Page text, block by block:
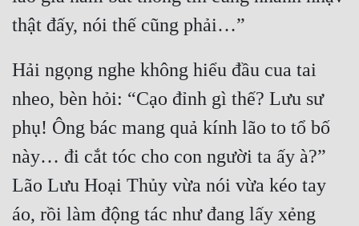
Hải ngọng nghe không hiểu đầu cua tai
nheo, bèn hỏi: “Cạo đỉnh gì thế? Lưu sư
phụ! Ông bác mang quả kính lão to tổ bố
này… đi cắt tóc cho con người ta ấy à?”
Lão Lưu Hoại Thủy vừa nói vừa kéo tay
áo, rồi làm động tác như đang lấy xẻng